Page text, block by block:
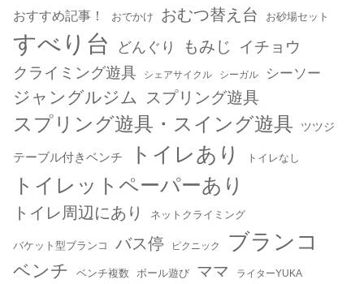
おすすめ記事！ おでかけ おむつ替え台 お砂場セット
すべり台 どんぐり もみじ
イチョウ
クライミング遊具
シェアサイクル シーガル シーソー
ジャングルジム スプリング遊具
スプリング遊具・スイング遊具 ツツジ
テーブル付きベンチ トイレあり トイレなし
トイレットペーパーあり
トイレ周辺にあり ネットクライミング
バケット型ブランコ バス停 ピクニック ブランコ
ベンチ ベンチ複数 ボール遊び ママ ライターYUKA